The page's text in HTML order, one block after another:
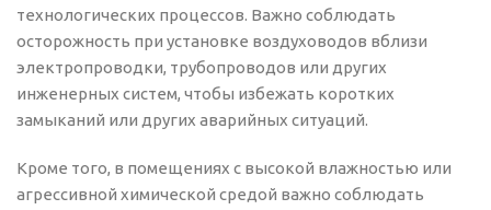
технологических процессов. Важно соблюдать
осторожность при установке воздуховодов вблизи
электропроводки, трубопроводов или других
инженерных систем, чтобы избежать коротких
замыканий или других аварийных ситуаций.
Кроме того, в помещениях с высокой влажностью или
агрессивной химической средой важно соблюдать